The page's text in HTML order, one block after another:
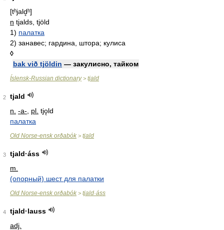
[tʰjald̥ʰ]
n tjalds, tjöld
1) палатка
2) занавес; гардина, штора; кулиса
◊
bak við tjöldin — закулисно, тайком
Íslensk-Russian dictionary> tjald
2
tjald
n. -a- pl. tjǫld
палатка
Old Norse-ensk orðabók > tjald
3
tjald·áss
m.
(опорный) шест для палатки
Old Norse-ensk orðabók > tjald·áss
4
tjald·lauss
adj.